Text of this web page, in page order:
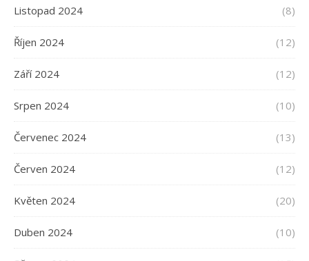
Listopad 2024 (8)
Říjen 2024 (12)
Září 2024 (12)
Srpen 2024 (10)
Červenec 2024 (13)
Červen 2024 (12)
Květen 2024 (20)
Duben 2024 (10)